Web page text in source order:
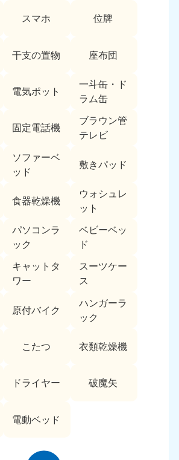
スマホ 位牌
干支の置物 座布団
電気ポット
一斗缶・ド
ラム缶
固定電話機
ブラウン管
テレビ
ソファーベ
ッド
敷きパッド
食器乾燥機
ウォシュレ
ット
パソコンラ
ック
ベビーベッ
ド
キャットタ
ワー
スーツケー
ス
原付バイク
ハンガーラ
ック
こたつ 衣類乾燥機
ドライヤー 破魔矢
電動ベッド
鹿児島県
050-1880-9889
中無休
050-1880-9890
9:00〜19:00 年中無休
沖縄県
050-1880-9887